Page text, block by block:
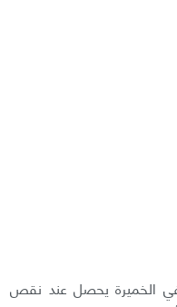
الخميرة يحصل عند نقص